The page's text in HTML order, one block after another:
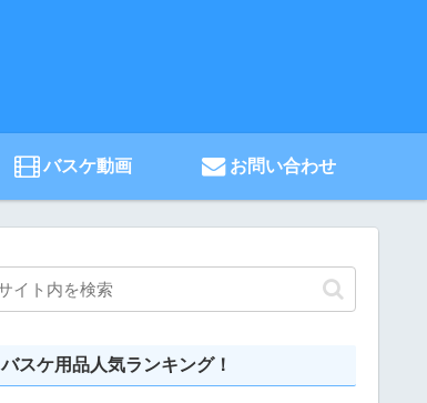
バスケ動画 お問い合わせ
バスケ用品人気ランキング！